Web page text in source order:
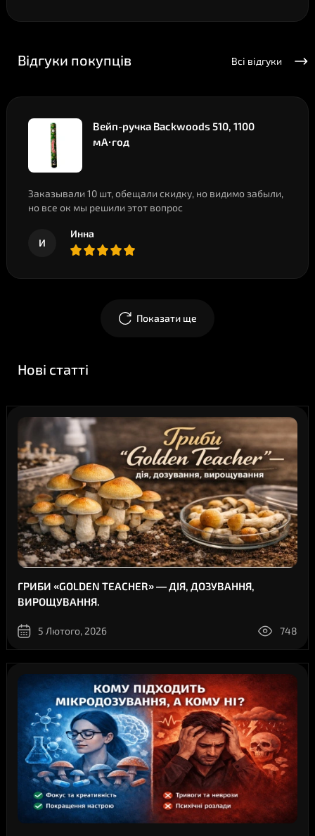
Відгуки покупців Всі відгуки
Вейп-ручка Backwoods 510, 1100
мА·год
Заказывали 10 шт, обещали скидку, но видимо забыли,
но все ок мы решили этот вопрос
И
Инна
Показати ще
Нові статті
ГРИБИ «GOLDEN TEACHER» — ДІЯ, ДОЗУВАННЯ,
ВИРОЩУВАННЯ.
5 Лютого, 2026 748